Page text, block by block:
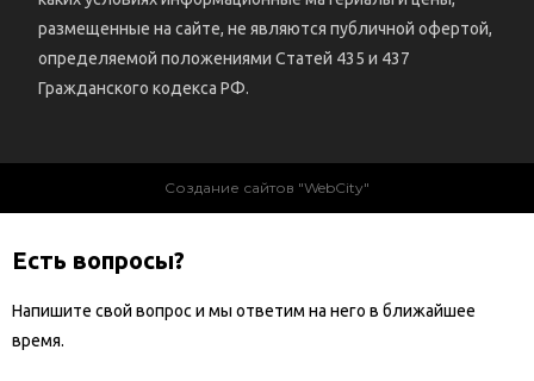
размещенные на сайте, не являются публичной офертой,
определяемой положениями Статей 435 и 437
Гражданского кодекса РФ.
Создание сайтов "WebCity"
Есть вопросы?
Напишите свой вопрос и мы ответим на него в ближайшее
время.